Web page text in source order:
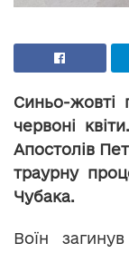
Синьо-жовті
червоні
Апостолів
траурну
Чубака.
Воїн